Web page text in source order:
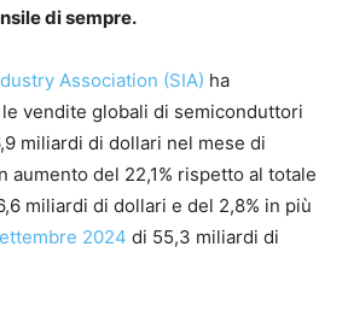
di sempre.
Association (SIA) ha
vendite globali di semiconduttori
miliardi di dollari nel mese di
aumento del 22,1% rispetto al totale
miliardi di dollari e del 2,8% in più
2024 di 55,3 miliardi di